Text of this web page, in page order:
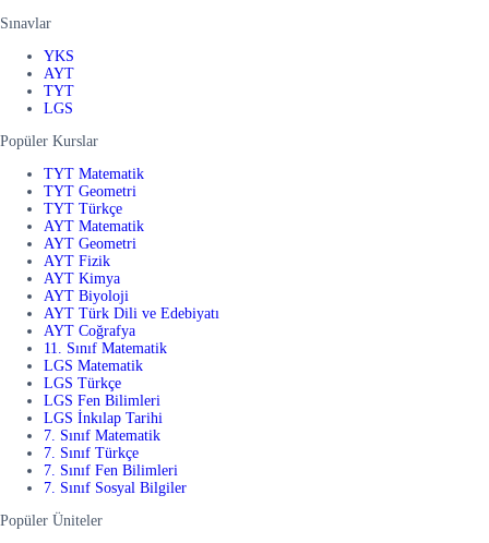
Sınavlar
YKS
AYT
TYT
LGS
Popüler Kurslar
TYT Matematik
TYT Geometri
TYT Türkçe
AYT Matematik
AYT Geometri
AYT Fizik
AYT Kimya
AYT Biyoloji
AYT Türk Dili ve Edebiyatı
AYT Coğrafya
11. Sınıf Matematik
LGS Matematik
LGS Türkçe
LGS Fen Bilimleri
LGS İnkılap Tarihi
7. Sınıf Matematik
7. Sınıf Türkçe
7. Sınıf Fen Bilimleri
7. Sınıf Sosyal Bilgiler
Popüler Üniteler